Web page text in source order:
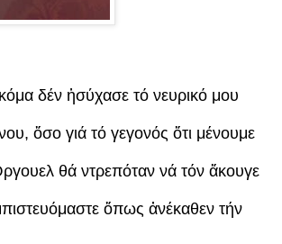
δέν ἡσύχασε τό νευρικό μου
ὅσο γιά τό γεγονός ὅτι μένουμε
θά ντρεπόταν νά τόν ἄκουγε
ὅπως ἀνέκαθεν τήν